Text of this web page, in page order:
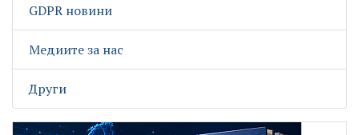
GDPR новини
Медиите за нас
Други